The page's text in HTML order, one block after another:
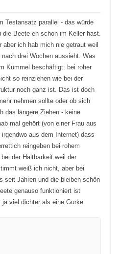
Testansatz parallel - das würde
die Beete eh schon im Keller hast.
aber ich hab mich nie getraut weil
drei Wochen aussieht. Was
Kümmel beschäftigt: bei roher
so reinziehen wie bei der
noch ganz ist. Das ist doch
nehmen sollte oder ob sich
das längere Ziehen - keine
mal gehört (von einer Frau aus
aus dem Internet) dass
reingeben bei rohem
der Haltbarkeit weil der
weiß ich nicht, aber bei
seit Jahren und die bleiben schön
genauso funktioniert ist
viel dichter als eine Gurke.